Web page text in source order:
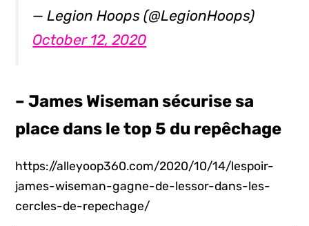
— Legion Hoops (@LegionHoops)
October 12, 2020
– James Wiseman sécurise sa
place dans le top 5 du repêchage
https://alleyoop360.com/2020/10/14/lespoir-
james-wiseman-gagne-de-lessor-dans-les-
cercles-de-repechage/